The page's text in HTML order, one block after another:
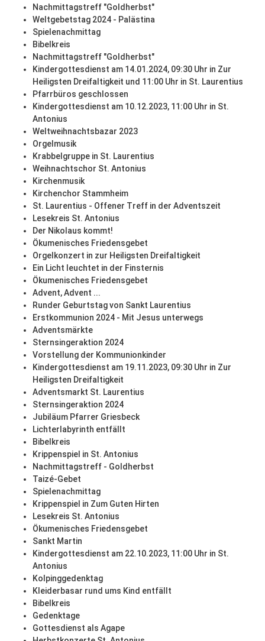
Nachmittagstreff "Goldherbst"
Weltgebetstag 2024 - Palästina
Spielenachmittag
Bibelkreis
Nachmittagstreff "Goldherbst"
Kindergottesdienst am 14.01.2024, 09:30 Uhr in Zur
Heiligsten Dreifaltigkeit und 11:00 Uhr in St. Laurentius
Pfarrbüros geschlossen
Kindergottesdienst am 10.12.2023, 11:00 Uhr in St.
Antonius
Weltweihnachtsbazar 2023
Orgelmusik
Krabbelgruppe in St. Laurentius
Weihnachtschor St. Antonius
Kirchenmusik
Kirchenchor Stammheim
St. Laurentius - Offener Treff in der Adventszeit
Lesekreis St. Antonius
Der Nikolaus kommt!
Ökumenisches Friedensgebet
Orgelkonzert in zur Heiligsten Dreifaltigkeit
Ein Licht leuchtet in der Finsternis
Ökumenisches Friedensgebet
Advent, Advent ...
Runder Geburtstag von Sankt Laurentius
Erstkommunion 2024 - Mit Jesus unterwegs
Adventsmärkte
Sternsingeraktion 2024
Vorstellung der Kommunionkinder
Kindergottesdienst am 19.11.2023, 09:30 Uhr in Zur
Heiligsten Dreifaltigkeit
Adventsmarkt St. Laurentius
Sternsingeraktion 2024
Jubiläum Pfarrer Griesbeck
Lichterlabyrinth entfällt
Bibelkreis
Krippenspiel in St. Antonius
Nachmittagstreff - Goldherbst
Taizé-Gebet
Spielenachmittag
Krippenspiel in Zum Guten Hirten
Lesekreis St. Antonius
Ökumenisches Friedensgebet
Sankt Martin
Kindergottesdienst am 22.10.2023, 11:00 Uhr in St.
Antonius
Kolpinggedenktag
Kleiderbasar rund ums Kind entfällt
Bibelkreis
Gedenktage
Gottesdienst als Agape